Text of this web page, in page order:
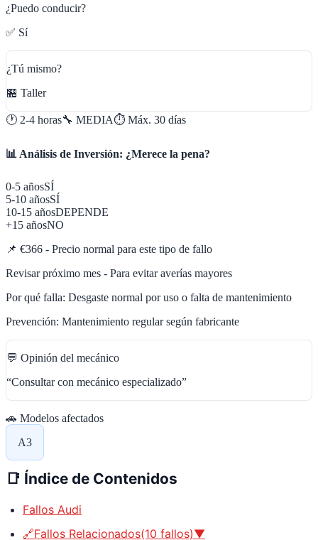
¿Puedo conducir?
✅ Sí
¿Tú mismo?
🏪 Taller
🕐 2-4 horas🔧 MEDIA⏱️ Máx. 30 días
📊 Análisis de Inversión: ¿Merece la pena?
0-5 añosSÍ
5-10 añosSÍ
10-15 añosDEPENDE
+15 añosNO
📌 €366 - Precio normal para este tipo de fallo
Revisar próximo mes - Para evitar averías mayores
Por qué falla: Desgaste normal por uso o falta de mantenimiento
Prevención: Mantenimiento regular según fabricante
💬 Opinión del mecánico
“Consultar con mecánico especializado”
🚗 Modelos afectados
A3
📑 Índice de Contenidos
Fallos Audi
🔗Fallos Relacionados(10 fallos)▼